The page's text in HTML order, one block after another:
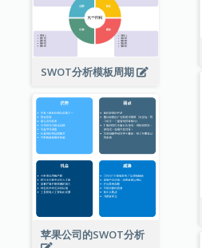
SWOT分析模板周期
苹果公司的SWOT分析